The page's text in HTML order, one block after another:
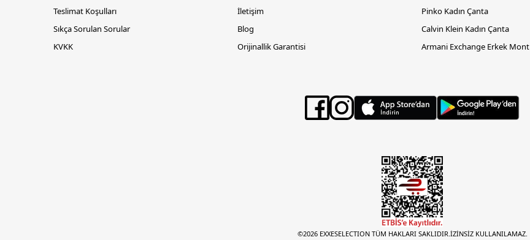
Teslimat Koşulları
Sıkça Sorulan Sorular
KVKK
İletişim
Blog
Orijinallik Garantisi
Pinko Kadın Çanta
Calvin Klein Kadın Çanta
Armani Exchange Erkek Mont
©2026 EXXESELECTION TÜM HAKLARI SAKLIDIR.İZİNSİZ KULLANILAMAZ.